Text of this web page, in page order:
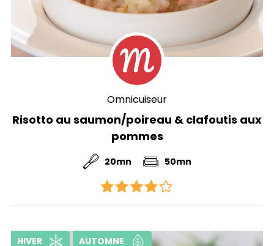
Omnicuiseur
Risotto au saumon/poireau & clafoutis aux
pommes
20mn 50mn
HIVER AUTOMNE